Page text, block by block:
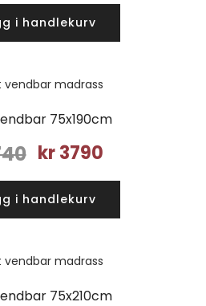
var:
kr4740. kr3790.
i handlekurv
75x190cm
Opprinnelig
var:
kr4740.
kr 3790Nåværende
kr3790.
i handlekurv
75x210cm